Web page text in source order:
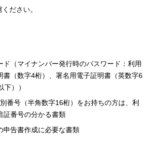
ださい。
ド（マイナンバー発行時のパスワード：利用
書（数字4桁）、署名用電子証明書（英数字6
下））
番号（半角数字16桁）をお持ちの方は、利
証番号の分かる書類
申告書作成に必要な書類